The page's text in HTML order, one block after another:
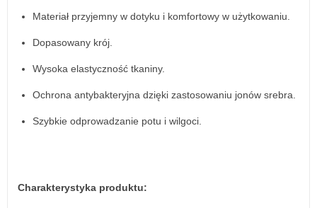
Materiał przyjemny w dotyku i komfortowy w użytkowaniu.
Dopasowany krój.
Wysoka elastyczność tkaniny.
Ochrona antybakteryjna dzięki zastosowaniu jonów srebra.
Szybkie odprowadzanie potu i wilgoci.
Charakterystyka produktu: